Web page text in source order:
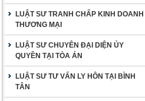
LUẬT SƯ TRANH CHẤP KINH DOANH
THƯƠNG MẠI
LUẬT SƯ CHUYÊN ĐẠI DIỆN ỦY
QUYỀN TẠI TÒA ÁN
LUẬT SƯ TƯ VẤN LY HÔN TẠI BÌNH
TÂN